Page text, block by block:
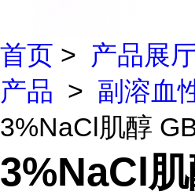
首页 > 产品展
产品 > 副溶血
3%NaCl肌醇
3%NaCl